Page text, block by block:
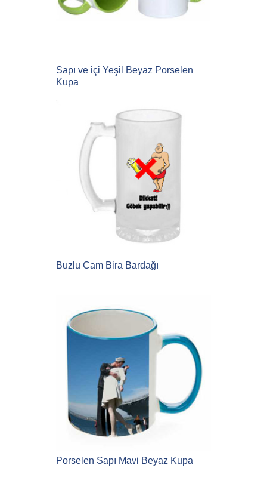
Sapı ve içi Yeşil Beyaz Porselen
Kupa
Buzlu Cam Bira Bardağı
Porselen Sapı Mavi Beyaz Kupa